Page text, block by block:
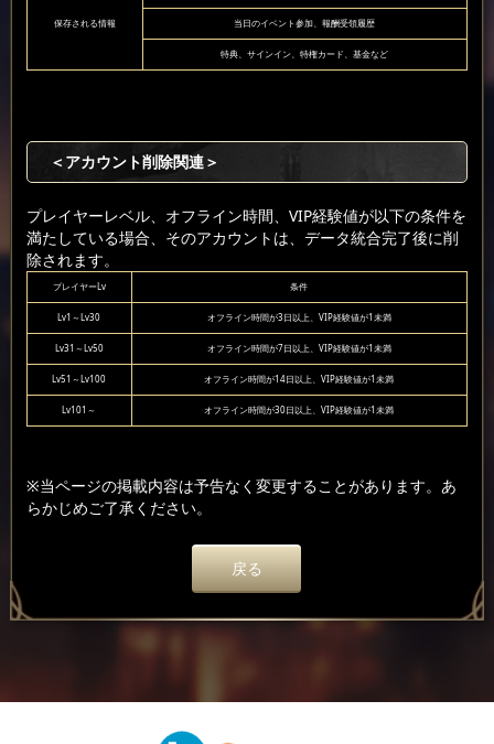
保存される情報 当日のイベント参加、報酬受領履歴
特典、サインイン、特権カード、基金など
＜アカウント削除関連＞
プレイヤーレベル、オフライン時間、VIP経験値が以下の条件を
満たしている場合、そのアカウントは、データ統合完了後に削
除されます。
プレイヤーLv 条件
Lv1～Lv30 オフライン時間が3日以上、VIP経験値が1未満
Lv31～Lv50 オフライン時間が7日以上、VIP経験値が1未満
Lv51～Lv100 オフライン時間が14日以上、VIP経験値が1未満
Lv101～ オフライン時間が30日以上、VIP経験値が1未満
※当ページの掲載内容は予告なく変更することがあります。あ
らかじめご了承ください。
戻る